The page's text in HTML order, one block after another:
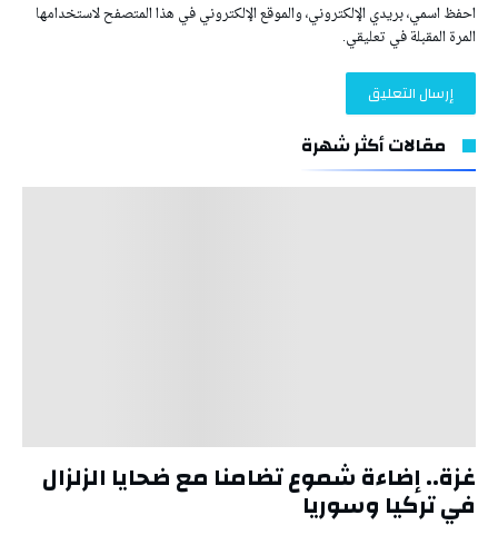
احفظ اسمي، بريدي الإلكتروني، والموقع الإلكتروني في هذا المتصفح لاستخدامها
المرة المقبلة في تعليقي.
مقالات أكثر شهرة
غزة.. إضاءة شموع تضامنا مع ضحايا الزلزال
في تركيا وسوريا